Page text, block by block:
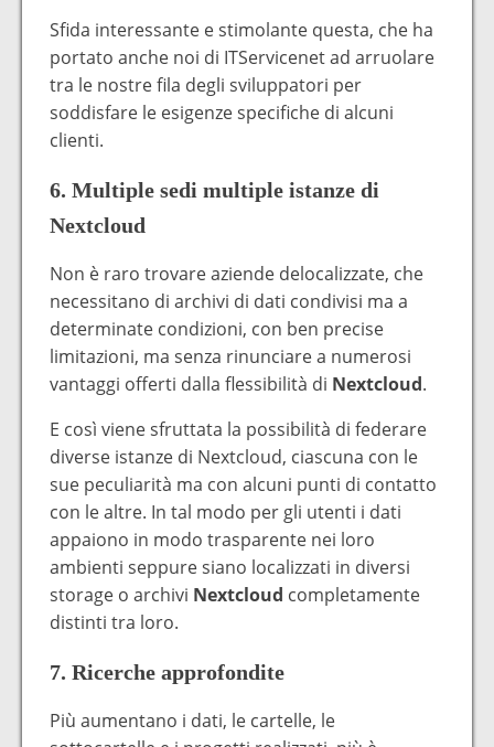
Sfida interessante e stimolante questa, che ha
portato anche noi di ITServicenet ad arruolare
tra le nostre fila degli sviluppatori per
soddisfare le esigenze specifiche di alcuni
clienti.
6. Multiple sedi multiple istanze di
Nextcloud
Non è raro trovare aziende delocalizzate, che
necessitano di archivi di dati condivisi ma a
determinate condizioni, con ben precise
limitazioni, ma senza rinunciare a numerosi
vantaggi offerti dalla flessibilità di Nextcloud.
E così viene sfruttata la possibilità di federare
diverse istanze di Nextcloud, ciascuna con le
sue peculiarità ma con alcuni punti di contatto
con le altre. In tal modo per gli utenti i dati
appaiono in modo trasparente nei loro
ambienti seppure siano localizzati in diversi
storage o archivi Nextcloud completamente
distinti tra loro.
7. Ricerche approfondite
Più aumentano i dati, le cartelle, le